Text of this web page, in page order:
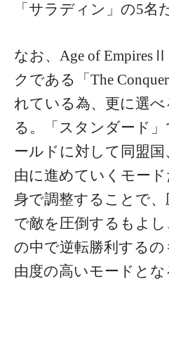
「サラディン」の5名
なお、Age of
クである「The
れている為、更に選
る。「スタンダード
ールドに対して同盟
由に進めていくモー
身で調整することで
で敵を圧倒するもよ
の中で逆転勝利する
由度の高いモードとな